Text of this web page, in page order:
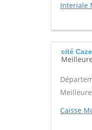
Interiale
cité
Caisse